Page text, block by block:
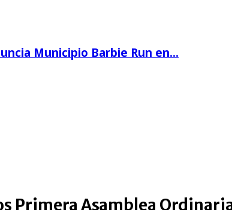
Municipio Barbie Run en…
Primera Asamblea Ordinaria